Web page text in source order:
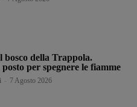
bosco della Trappola.
posto per spegnere le fiamme
7 Agosto 2026